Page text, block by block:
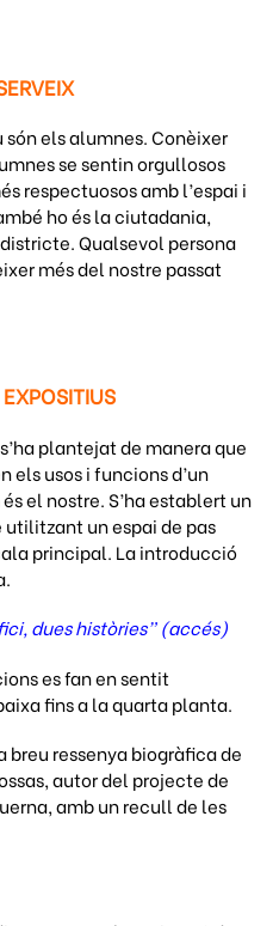
són els alumnes.Conèixer
se sentin orgullosos
respectuosos amb l’espai i
ho ésla ciutadania,
Qualsevol persona
més del nostre passat
plantejat de manera que
els usos i funcions d’un
el nostre. S’ha establert un
un espai de pas
principal. La introducció
dues històries” (accés)
es fan en sentit
fins a la quarta planta.
breu ressenya biogràfica de
autor del projecte de
amb un recull de les